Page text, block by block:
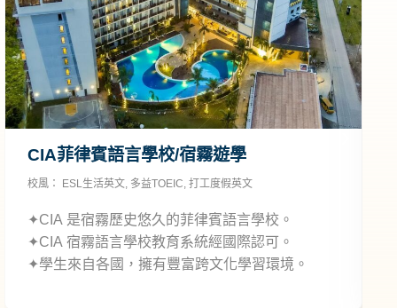
CIA菲律賓語言學校/宿霧遊學
校風： ESL生活英文, 多益TOEIC, 打工度假英文
✦CIA 是宿霧歷史悠久的菲律賓語言學校。
✦CIA 宿霧語言學校教育系統經國際認可。
✦學生來自各國，擁有豐富跨文化學習環境。